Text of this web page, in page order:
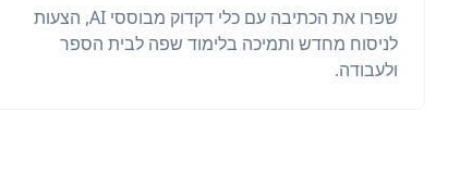
שפרו את הכתיבה עם כלי דקדוק מבוססי AI, הצעות
לניסוח מחדש ותמיכה בלימוד שפה לבית הספר
ולעבודה.